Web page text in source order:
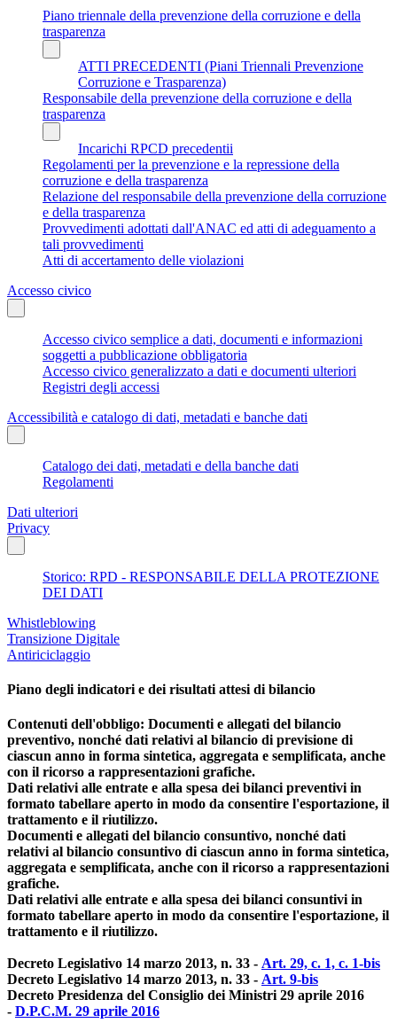
Piano triennale della prevenzione della corruzione e della
trasparenza
ATTI PRECEDENTI (Piani Triennali Prevenzione
Corruzione e Trasparenza)
Responsabile della prevenzione della corruzione e della
trasparenza
Incarichi RPCD precedentii
Regolamenti per la prevenzione e la repressione della
corruzione e della trasparenza
Relazione del responsabile della prevenzione della corruzione
e della trasparenza
Provvedimenti adottati dall'ANAC ed atti di adeguamento a
tali provvedimenti
Atti di accertamento delle violazioni
Accesso civico
Accesso civico semplice a dati, documenti e informazioni
soggetti a pubblicazione obbligatoria
Accesso civico generalizzato a dati e documenti ulteriori
Registri degli accessi
Accessibilità e catalogo di dati, metadati e banche dati
Catalogo dei dati, metadati e della banche dati
Regolamenti
Dati ulteriori
Privacy
Storico: RPD - RESPONSABILE DELLA PROTEZIONE
DEI DATI
Whistleblowing
Transizione Digitale
Antiriciclaggio
Piano degli indicatori e dei risultati attesi di bilancio
Contenuti dell'obbligo: Documenti e allegati del bilancio
preventivo, nonché dati relativi al bilancio di previsione di
ciascun anno in forma sintetica, aggregata e semplificata, anche
con il ricorso a rappresentazioni grafiche.
Dati relativi alle entrate e alla spesa dei bilanci preventivi in
formato tabellare aperto in modo da consentire l'esportazione, il
trattamento e il riutilizzo.
Documenti e allegati del bilancio consuntivo, nonché dati
relativi al bilancio consuntivo di ciascun anno in forma sintetica,
aggregata e semplificata, anche con il ricorso a rappresentazioni
grafiche.
Dati relativi alle entrate e alla spesa dei bilanci consuntivi in
formato tabellare aperto in modo da consentire l'esportazione, il
trattamento e il riutilizzo.
Decreto Legislativo 14 marzo 2013, n. 33 - Art. 29, c. 1, c. 1-bis
Decreto Legislativo 14 marzo 2013, n. 33 - Art. 9-bis
Decreto Presidenza del Consiglio dei Ministri 29 aprile 2016
- D.P.C.M. 29 aprile 2016